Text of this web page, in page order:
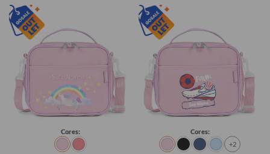
Cores:
Cores:
+2